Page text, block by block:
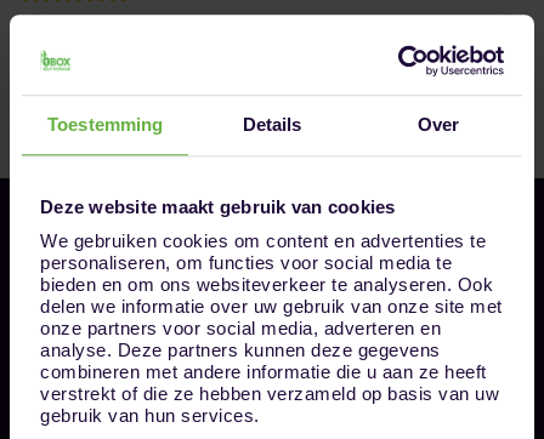
Toestemming Details Over
Deze website maakt gebruik van cookies
We gebruiken cookies om content en advertenties te
personaliseren, om functies voor social media te
bieden en om ons websiteverkeer te analyseren. Ook
delen we informatie over uw gebruik van onze site met
onze partners voor social media, adverteren en
analyse. Deze partners kunnen deze gegevens
combineren met andere informatie die u aan ze heeft
verstrekt of die ze hebben verzameld op basis van uw
gebruik van hun services.
1Box Breda! Scherpe prijzen en super meedenkend.
Heel erg bedankt voor de opslag, het heeft me veel
stress gescheeld!!
Bel ons op 085 - 0161611
info@1box.nl
Volg ons